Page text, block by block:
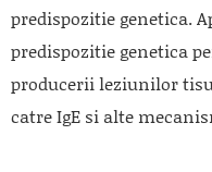
predispozitie genetica.
predispozitie genetica
producerii leziunilor
catre IgE si alte